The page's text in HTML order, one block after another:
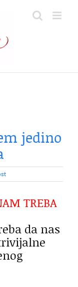
jedino
TREBA
da nas